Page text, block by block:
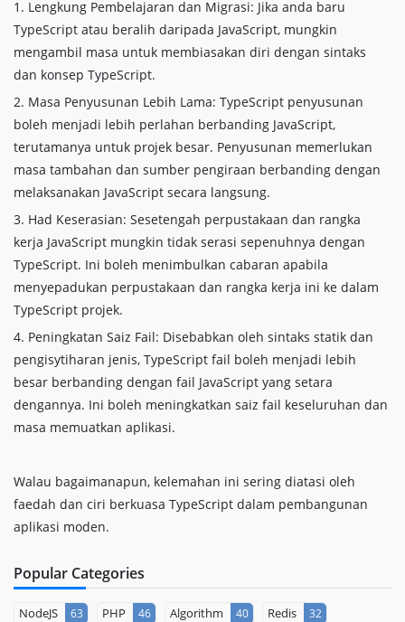
1. Lengkung Pembelajaran dan Migrasi: Jika anda baru
TypeScript atau beralih daripada JavaScript, mungkin
mengambil masa untuk membiasakan diri dengan sintaks
dan konsep TypeScript.
2. Masa Penyusunan Lebih Lama: TypeScript penyusunan
boleh menjadi lebih perlahan berbanding JavaScript,
terutamanya untuk projek besar. Penyusunan memerlukan
masa tambahan dan sumber pengiraan berbanding dengan
melaksanakan JavaScript secara langsung.
3. Had Keserasian: Sesetengah perpustakaan dan rangka
kerja JavaScript mungkin tidak serasi sepenuhnya dengan
TypeScript. Ini boleh menimbulkan cabaran apabila
menyepadukan perpustakaan dan rangka kerja ini ke dalam
TypeScript projek.
4. Peningkatan Saiz Fail: Disebabkan oleh sintaks statik dan
pengisytiharan jenis, TypeScript fail boleh menjadi lebih
besar berbanding dengan fail JavaScript yang setara
dengannya. Ini boleh meningkatkan saiz fail keseluruhan dan
masa memuatkan aplikasi.
Walau bagaimanapun, kelemahan ini sering diatasi oleh
faedah dan ciri berkuasa TypeScript dalam pembangunan
aplikasi moden.
Popular Categories
NodeJS 63 PHP 46 Algorithm 40 Redis 32